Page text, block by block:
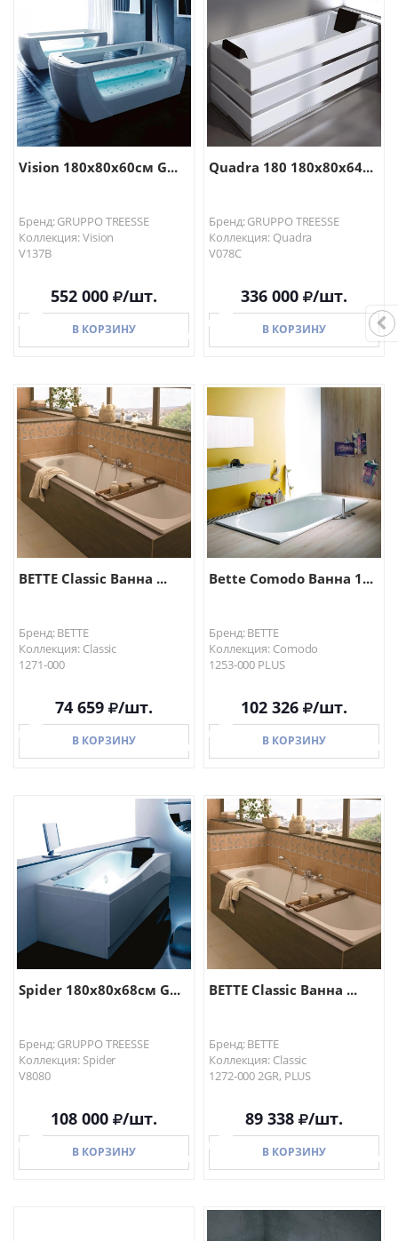
В КОРЗИНУ В КОРЗИНУ
Vision 180x80x60см G...
Бренд: GRUPPO TREESSE
Коллекция: Vision
V137B
552 000 /шт.
В КОРЗИНУ
В КОРЗИНУ
Quadra 180 180x80x64...
Бренд: GRUPPO TREESSE
Коллекция: Quadra
V078C
336 000 /шт.
В КОРЗИНУ
BETTE Classic Ванна ...
Бренд: BETTE
Коллекция: Classic
1271-000
74 659 /шт.
В КОРЗИНУ
В КОРЗИНУ
Bette Comodo Ванна 1...
Бренд: BETTE
Коллекция: Comodo
1253-000 PLUS
102 326 /шт.
В КОРЗИНУ
В КОРЗИНУ
Spider 180x80x68см G...
Бренд: GRUPPO TREESSE
Коллекция: Spider
V8080
108 000 /шт.
В КОРЗИНУ
BETTE Classic Ванна ...
Бренд: BETTE
Коллекция: Classic
1272-000 2GR, PLUS
89 338 /шт.
В КОРЗИНУ